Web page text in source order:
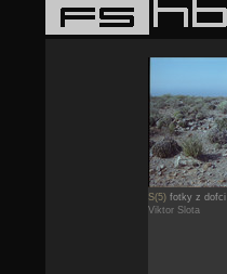
S(5) fotky z dofci
Viktor Slota